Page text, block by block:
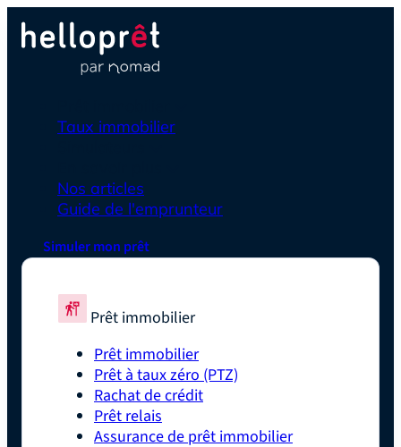
Taux immobilier
Nos articles
Guide de l'emprunteur
Simuler mon prêt
Prêt immobilier
Prêt immobilier
Prêt à taux zéro (PTZ)
Rachat de crédit
Prêt relais
Assurance de prêt immobilier